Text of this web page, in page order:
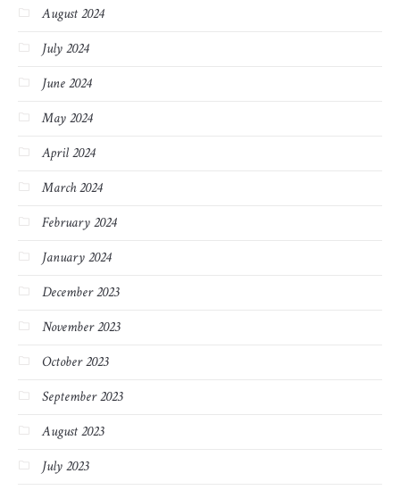
August 2024
July 2024
June 2024
May 2024
April 2024
March 2024
February 2024
January 2024
December 2023
November 2023
October 2023
September 2023
August 2023
July 2023